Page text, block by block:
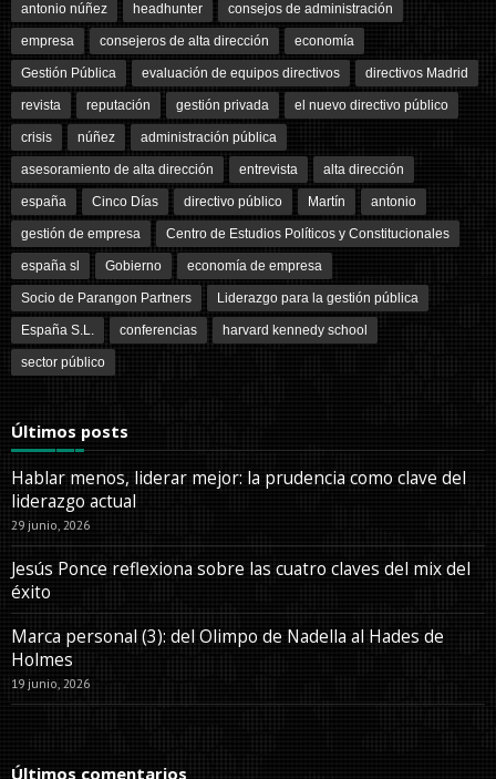
antonio núñez headhunter consejos de administración
empresa consejeros de alta dirección economía
Gestión Pública evaluación de equipos directivos directivos Madrid
revista reputación gestión privada el nuevo directivo público
crisis núñez administración pública
asesoramiento de alta dirección entrevista alta dirección
españa Cinco Días directivo público Martín antonio
gestión de empresa Centro de Estudios Políticos y Constitucionales
españa sl Gobierno economía de empresa
Socio de Parangon Partners Liderazgo para la gestión pública
España S.L. conferencias harvard kennedy school
sector público
Últimos posts
Hablar menos, liderar mejor: la prudencia como clave del
liderazgo actual
29 junio, 2026
Jesús Ponce reflexiona sobre las cuatro claves del mix del
éxito
Marca personal (3): del Olimpo de Nadella al Hades de
Holmes
19 junio, 2026
Últimos comentarios